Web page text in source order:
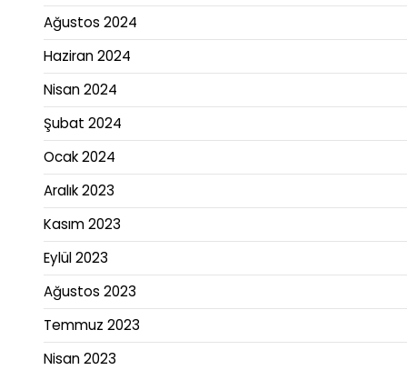
Ağustos 2024
Haziran 2024
Nisan 2024
Şubat 2024
Ocak 2024
Aralık 2023
Kasım 2023
Eylül 2023
Ağustos 2023
Temmuz 2023
Nisan 2023